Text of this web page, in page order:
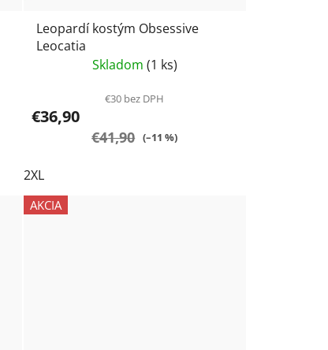
Leopardí kostým Obsessive
Leocatia
Skladom (1 ks)
€30 bez DPH
€36,90
€41,90 (–11 %)
2XL
AKCIA